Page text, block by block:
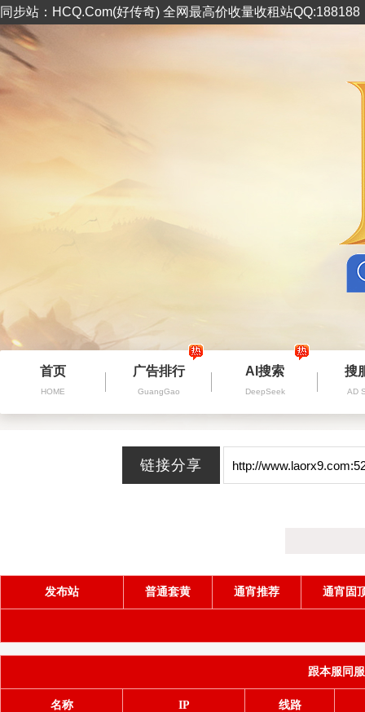
同步站：HCQ.Com(好传奇) 全网最高价收量收租站
首页
HOME
广告排行
GuangGao
AI搜索
DeepSeek
搜
AD
发布站 普通套黄 通宵推荐 通宵固
跟本服同
名称 IP 线路